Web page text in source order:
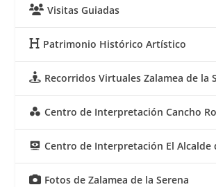
b
o
o
k
t
e
r
l s
A
p
p
Visitas Guiadas
Patrimonio Histórico Artístico
Recorridos Virtuales Zalamea de la
Centro de Interpretación Cancho
Centro de Interpretación El Alcalde
Fotos de Zalamea de la Serena